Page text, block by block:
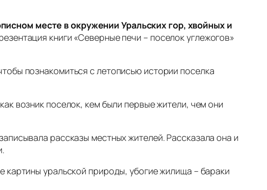
месте в окружении Уральских гор, хвойных и
книги «Северные печи – поселок углежогов»
познакомиться с летописью истории поселка
возник поселок, кем были первые жители, чем они
рассказы местных жителей. Рассказала она и
уральской природы, убогие жилища – бараки